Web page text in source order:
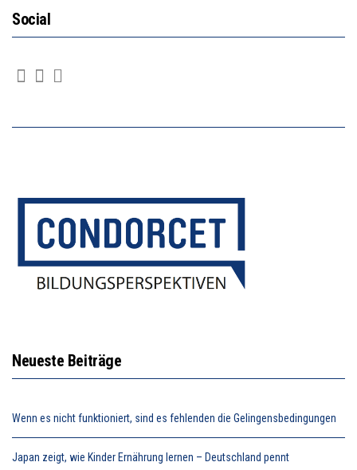
Social
Neueste Beiträge
Wenn es nicht funktioniert, sind es fehlenden die Gelingensbedingungen
Japan zeigt, wie Kinder Ernährung lernen – Deutschland pennt